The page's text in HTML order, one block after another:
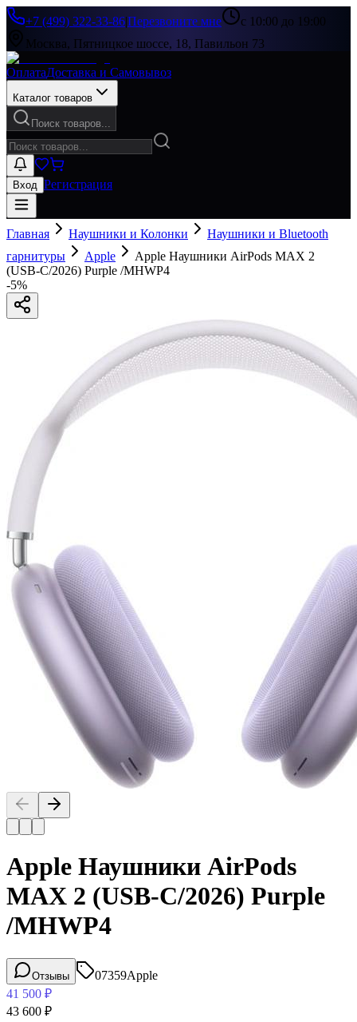
+7 (499) 322-33-86|Перезвоните мне
с 10:00 до 19:00
Москва, Пятницкое шоссе, 18, Павильон 73
ОплатаДоставка и Самовывоз
Каталог товаров
Поиск товаров...
Вход Регистрация
Главная Наушники и Колонки
Наушники и Bluetooth
гарнитуры
Apple
Apple Наушники AirPods MAX 2
(USB-C/2026) Purple /MHWP4
-5%
Apple Наушники AirPods
MAX 2 (USB-C/2026) Purple
/MHWP4
Отзывы 07359Apple
41 500 ₽
43 600 ₽